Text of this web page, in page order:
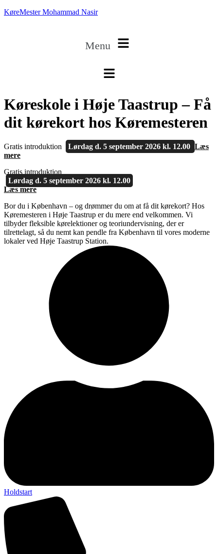
KøreMester Mohammad Nasir
Menu
Køreskole i Høje Taastrup – Få
dit kørekort hos Køremesteren
Gratis introduktion Lørdag d. 5 september 2026 kl. 12.00 Læs
mere
Gratis introduktion
Lørdag d. 5 september 2026 kl. 12.00
Læs mere
Bor du i København – og drømmer du om at få dit kørekort? Hos
Køremesteren i Høje Taastrup er du mere end velkommen. Vi
tilbyder fleksible kørelektioner og teoriundervisning, der er
tilrettelagt, så du nemt kan pendle fra København til vores moderne
lokaler ved Høje Taastrup Station.
Holdstart